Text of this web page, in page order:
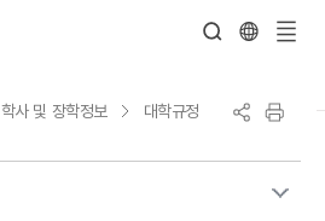
학사 및 장학정보 대학규정